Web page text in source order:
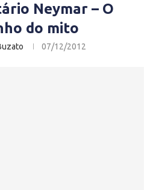
Neymar – O
do mito
07/12/2012